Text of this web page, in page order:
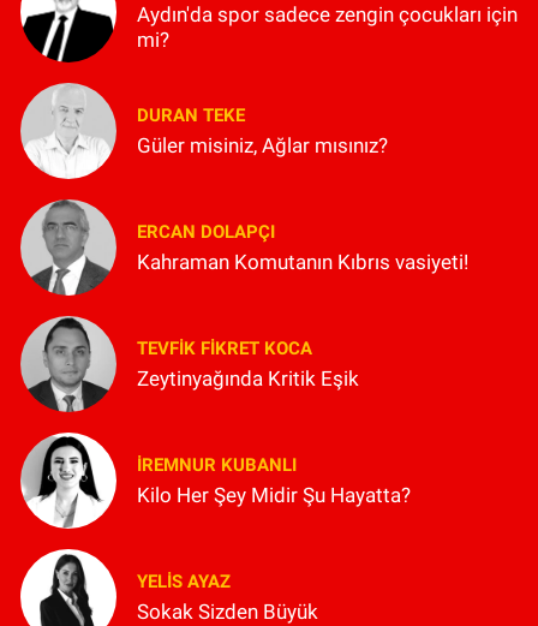
Aydın'da spor sadece zengin çocukları için
mi?
DURAN TEKE
Güler misiniz, Ağlar mısınız?
ERCAN DOLAPÇI
Kahraman Komutanın Kıbrıs vasiyeti!
TEVFIK FIKRET KOCA
Zeytinyağında Kritik Eşik
İREMNUR KUBANLI
Kilo Her Şey Midir Şu Hayatta?
YELIS AYAZ
Sokak Sizden Büyük